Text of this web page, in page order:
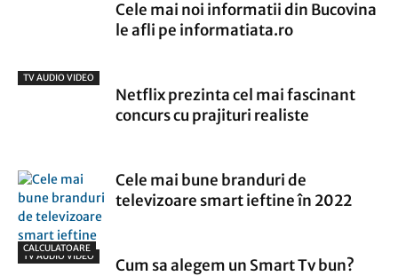
Cele mai noi informatii din Bucovina
le afli pe informatiata.ro
TV AUDIO VIDEO
Netflix prezinta cel mai fascinant
concurs cu prajituri realiste
TV AUDIO VIDEO
Cele mai bune branduri de
televizoare smart ieftine în 2022
CALCULATOARE
Cum sa alegem un Smart Tv bun?